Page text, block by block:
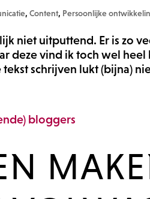
,Content, Persoonlijke
niet uitputtend. Er is zo
deze vind ik toch wel
schrijven lukt (bijna)